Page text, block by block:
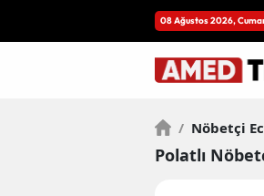
08 Ağustos 2026,
/ Nöbetçi
Polatlı